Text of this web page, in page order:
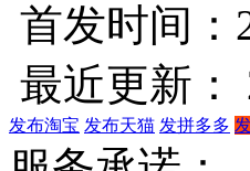
首发时间：
最近更新：
发布淘宝 发布天猫 发拼多多